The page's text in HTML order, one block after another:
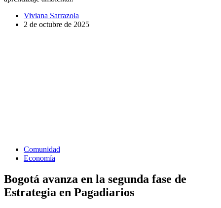
Viviana Sarrazola
2 de octubre de 2025
Comunidad
Economía
Bogotá avanza en la segunda fase de
Estrategia en Pagadiarios